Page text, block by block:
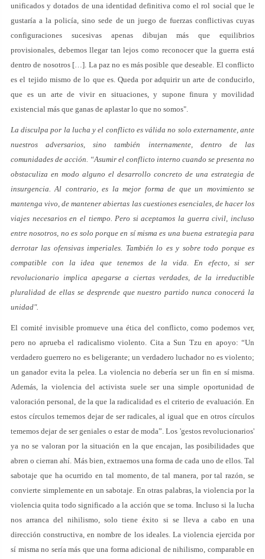
unificados y dotados de una identidad definitiva como el rol social que le
gustaría a la policía, sino sede de un juego de fuerzas conflictivas cuyas
configuraciones sucesivas apenas dibujan más que equilibrios
provisionales, debemos llegar tan lejos como reconocer que la guerra está
dentro de nosotros […]. La paz no es más posible que deseable. El conflicto
es el tejido mismo de lo que es. Queda por adquirir un arte de conducirlo,
que es un arte de vivir en situaciones, y supone finura y movilidad
existencial más que ganas de aplastar lo que no somos".
La disculpa por la lucha y el conflicto es válida no solo externamente, ante
nuestros adversarios, sino también internamente, dentro de las
comunidades de acción. “Asumir el conflicto interno cuando se presenta no
obstaculiza en modo alguno el desarrollo concreto de una estrategia de
insurgencia. Al contrario, es la mejor forma de que un movimiento se
mantenga vivo, de mantener abiertas las cuestiones esenciales, de hacer los
viajes necesarios en el tiempo. Pero si aceptamos la guerra civil, incluso
entre nosotros, no es solo porque en sí misma es una buena estrategia para
derrotar las ofensivas imperiales. También lo es y sobre todo porque es
compatible con la idea que tenemos de la vida. En efecto, si ser
revolucionario implica apegarse a ciertas verdades, de la irreductible
pluralidad de ellas se desprende que nuestro partido nunca conocerá la
unidad".
El comité invisible promueve una ética del conflicto, como podemos ver,
pero no aprueba el radicalismo violento. Cita a Sun Tzu en apoyo: “Un
verdadero guerrero no es beligerante; un verdadero luchador no es violento;
un ganador evita la pelea. La violencia no debería ser un fin en sí misma.
Además, la violencia del activista suele ser una simple oportunidad de
valoración personal, de la que la radicalidad es el criterio de evaluación. En
estos círculos tememos dejar de ser radicales, al igual que en otros círculos
tememos dejar de ser geniales o estar de moda”. Los 'gestos revolucionarios'
ya no se valoran por la situación en la que encajan, las posibilidades que
abren o cierran ahí. Más bien, extraemos una forma de cada uno de ellos. Tal
sabotaje que ha ocurrido en tal momento, de tal manera, por tal razón, se
convierte simplemente en un sabotaje. En otras palabras, la violencia por la
violencia quita todo significado a la acción que se toma. Incluso si la lucha
nos arranca del nihilismo, solo tiene éxito si se lleva a cabo en una
dirección constructiva, en nombre de los ideales. La violencia ejercida por
sí misma no sería más que una forma adicional de nihilismo, comparable en